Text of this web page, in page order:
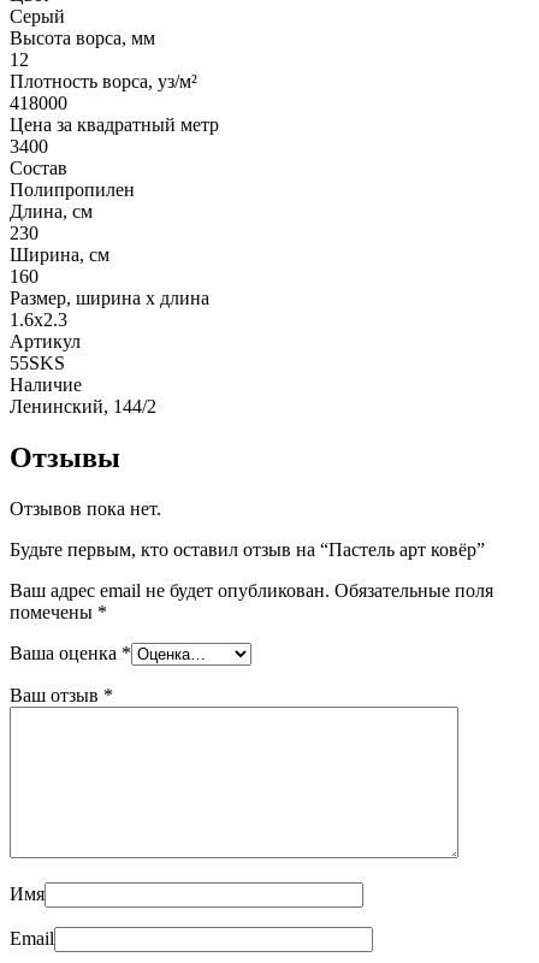
Серый
Высота ворса, мм
12
Плотность ворса, уз/м²
418000
Цена за квадратный метр
3400
Состав
Полипропилен
Длина, см
230
Ширина, см
160
Размер, ширина x длина
1.6x2.3
Артикул
55SKS
Наличие
Ленинский, 144/2
Отзывы
Отзывов пока нет.
Будьте первым, кто оставил отзыв на “Пастель арт ковёр”
Ваш адрес email не будет опубликован. Обязательные поля
помечены *
Ваша оценка *
Ваш отзыв *
Имя
Email